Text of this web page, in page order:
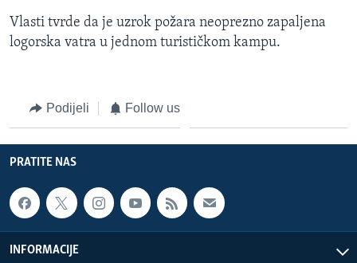
PRATITE NAS
Jezici
Vlasti tvrde da je uzrok požara neoprezno zapaljena
logorska vatra u jednom turističkom kampu.
Podijeli Follow us
PRATITE NAS
INFORMACIJE